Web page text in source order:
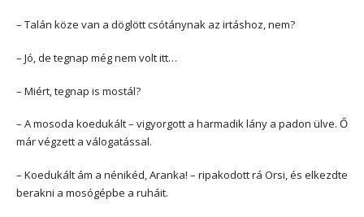
– Talán köze van a döglött csótánynak az irtáshoz, nem?
– Jó, de tegnap még nem volt itt…
– Miért, tegnap is mostál?
– A mosoda koedukált – vigyorgott a harmadik lány a padon ülve. Ő
már végzett a válogatással.
– Koedukált ám a nénikéd, Aranka! – ripakodott rá Orsi, és elkezdte
berakni a mosógépbe a ruháit.